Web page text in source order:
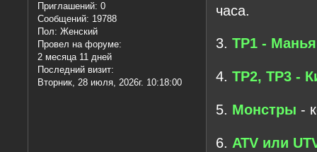
Приглашений: 0
Сообщений: 19788
Пол: Женский
Провел на форуме:
2 месяца 11 дней
Последний визит:
Вторник, 28 июля, 2026г. 10:18:00
часа.
3.ТР1 -
4.ТР2, ТР3 -
5. Монстры -
6. ATV или